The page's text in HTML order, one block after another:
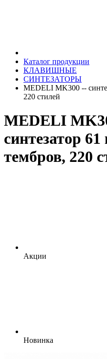
Каталог продукции
КЛАВИШНЫЕ
СИНТЕЗАТОРЫ
MEDELI MK300 --
220 стилей
MEDELI
синтезатор
тембров, 220
Акции
Новинка